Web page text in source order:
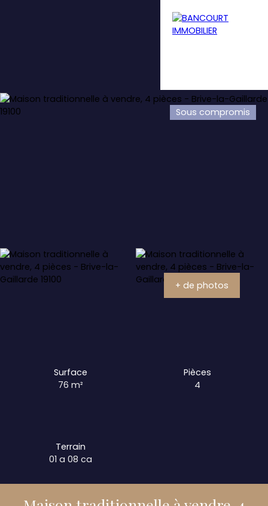
Sous compromis
+ de photos
Surface
76m²
Pièces
4
Terrain
01 a 08 ca